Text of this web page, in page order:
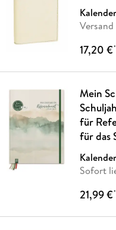
Kalender
17,20 €*
Mein
für
für das
Kalender
Sofort
21,99 €*